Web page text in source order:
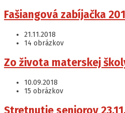
Otvoriť
galériu
Fašiangová zabíjačka
21.11.2018
14 obrázkov
Otvoriť
galériu
Zo života materskej
10.09.2018
15 obrázkov
Otvoriť